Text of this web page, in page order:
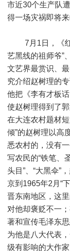
市近30个生产队
得一场灾祸即将来
7月1日，《红
艺黑线的祖师爷”
文艺界最赏识、
究介绍赵树理的
他把《李有才板
使赵树理得到了
在大连农村题材
倾”的赵树理以高
悉农村的，没有
写农民的“铁笔、
头目”、“大黑伞”
京到1965年2月“
晋东南地区，这
对他却褒贬不一
著和宣传毛泽东
为他是八大代表
级有影响的大作